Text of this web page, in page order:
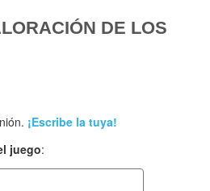
DE LOS
¡Escribe la tuya!
juego: